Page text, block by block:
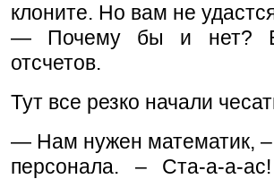
клоните. Но вам не
— Почему бы и нет?
отсчетов.
Тут все резко начали
— Нам нужен математик, –
персонала. – Ста-а-а-